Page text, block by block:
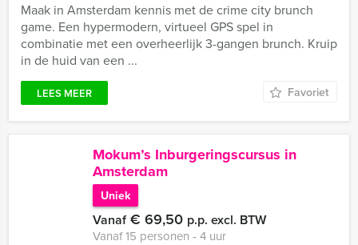
Maak in Amsterdam kennis met de crime city brunch
game. Een hypermodern, virtueel GPS spel in
combinatie met een overheerlijk 3-gangen brunch. Kruip
in de huid van een ...
LEES MEER Favoriet
Mokum’s Inburgeringscursus in
Amsterdam
Uniek
Vanaf€ 69,50 p.p. excl. BTW
Vanaf 15 personen ‐ 4 uur